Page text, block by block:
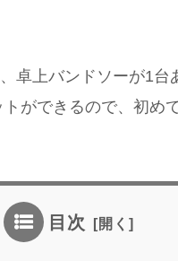
卓上バンドソーが1台
ができるので、初め
目次